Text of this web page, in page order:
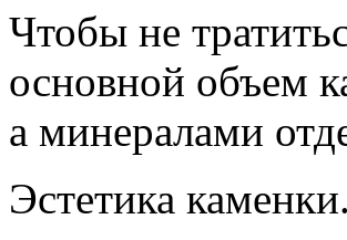
Чтобы не
основной объем
а минералами
Эстетика каменки.